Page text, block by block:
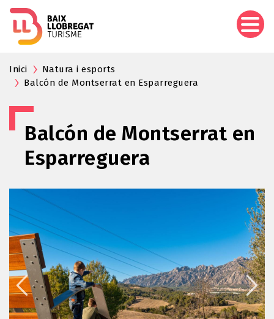
Inici
Natura i esports
Balcón de Montserrat en Esparreguera
Balcón de Montserrat en
Esparreguera